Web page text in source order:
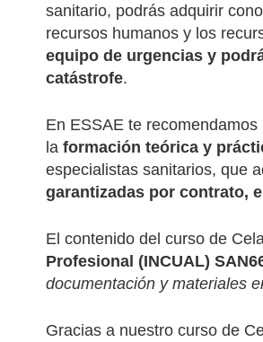
sanitario, podrás adquirir
recursos humanos y los
equipo de urgencias y
catástrofe.
En ESSAE te
la formación teórica y
especialistas sanitarios, que
garantizadas por contrato,
El contenido del curso de
Profesional (INCUAL)
documentación y materiales
Gracias a nuestro curso de